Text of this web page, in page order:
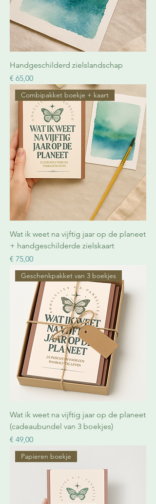
Handgeschilderd zielslandschap
Prijs
€ 65,00
Combipakket boekje + kaart
Wat ik weet na vijftig jaar op de planeet
+ handgeschilderde zielskaart
Prijs
€ 75,00
Geschenkpakket van 3 boekjes
Wat ik weet na vijftig jaar op de planeet
(cadeaubundel van 3 boekjes)
Prijs
€ 49,00
Papieren boekje